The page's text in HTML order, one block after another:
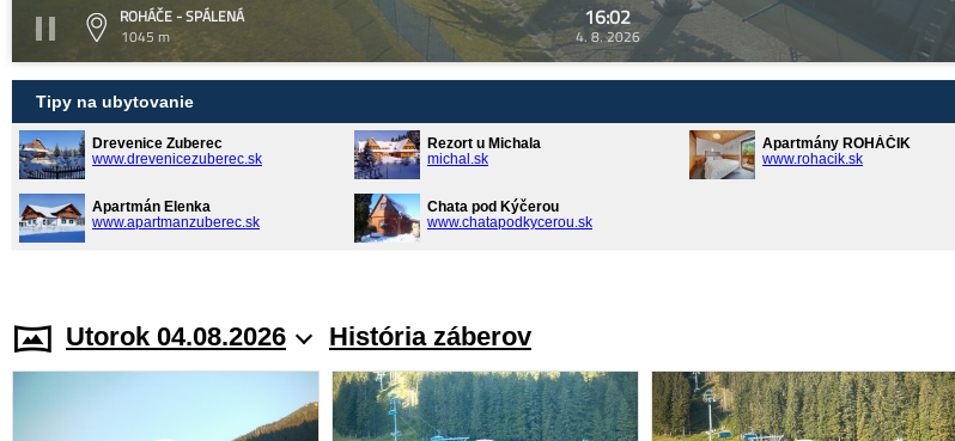
ROHÁČE - SPÁLENÁ
1045 m
16:02
4. 8. 2026
Tipy na ubytovanie
Drevenice Zuberec
www.drevenicezuberec.sk
Rezort u Michala
michal.sk
Apartmány ROHÁČIK
www.rohacik.sk
Apartmán Elenka
www.apartmanzuberec.sk
Chata pod Kýčerou
www.chatapodkycerou.sk
Utorok 04.08.2026 História záberov